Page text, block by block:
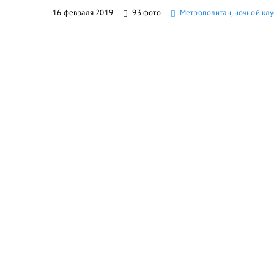
16 февраля 2019 93 фото Метрополитан, ночной